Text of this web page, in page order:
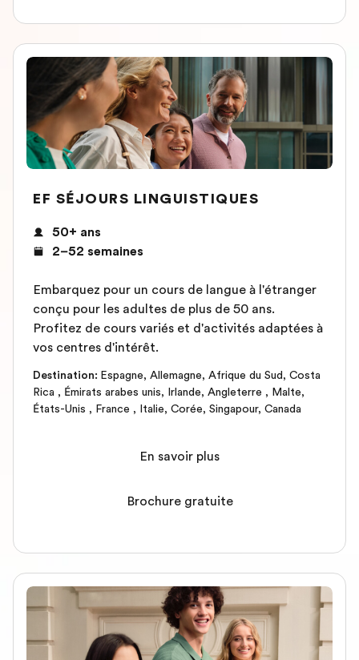
EF SÉJOURS LINGUISTIQUES
50+ ans
2–52 semaines
Embarquez pour un cours de langue à l'étranger
conçu pour les adultes de plus de 50 ans.
Profitez de cours variés et d'activités adaptées à
vos centres d'intérêt.
Destination: Espagne, Allemagne, Afrique du Sud, Costa
Rica , Émirats arabes unis, Irlande, Angleterre , Malte,
États-Unis , France , Italie, Corée, Singapour, Canada
En savoir plus
Brochure gratuite